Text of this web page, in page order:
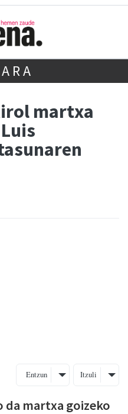
martxa
Entzun Itzuli
martxa goizeko